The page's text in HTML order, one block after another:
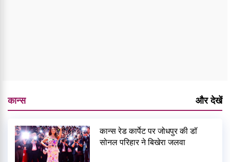
कान्स और देखें
कान्स रेड कार्पेट पर जोधपुर की डॉ
सोनल परिहार ने बिखेरा जलवा